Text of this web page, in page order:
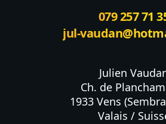
079 257 71
jul-
Julien
Ch. de
1933 Vens
Valais /